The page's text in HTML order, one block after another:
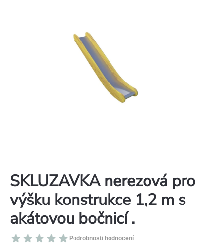
SKLUZAVKA nerezová pro
výšku konstrukce 1,2 m s
akátovou bočnicí .
Průměrné
Podrobnosti hodnocení